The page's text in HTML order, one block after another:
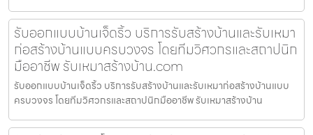
รับออกแบบบ้านเจ็ดริ้ว บริการรับสร้างบ้านและรับเหมา
ก่อสร้างบ้านแบบครบวงจร โดยทีมวิศวกรและสถาปนิก
มืออาชีพ รับเหมาสร้างบ้าน.com
รับออกแบบบ้านเจ็ดริ้ว บริการรับสร้างบ้านและรับเหมาก่อสร้างบ้านแบบ
ครบวงจร โดยทีมวิศวกรและสถาปนิกมืออาชีพ รับเหมาสร้างบ้าน